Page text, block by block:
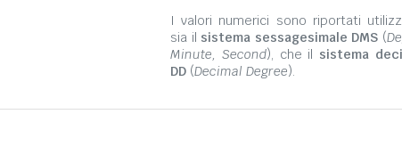
I valori numerici sono riportati
sia il sistema sessagesimale DMS (
Minute, Second), che il sistema
DD (Decimal Degree).